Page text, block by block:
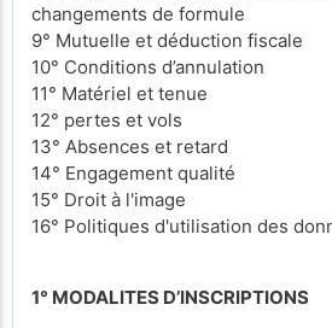
changements de formule
9° Mutuelle et déduction fiscale
10° Conditions d’annulation
11° Matériel et tenue
12° pertes et vols
13° Absences et retard
14° Engagement qualité
15° Droit à l'image
16° Politiques d'utilisation des
1° MODALITES D’INSCRIPTIONS